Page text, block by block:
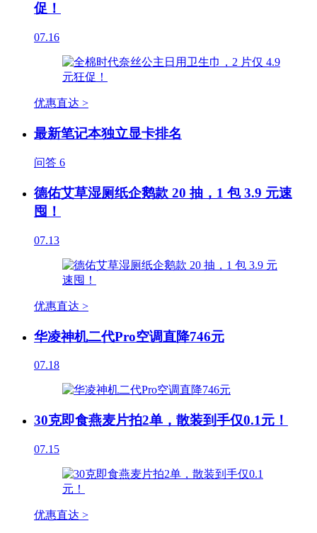
促！
07.16
优惠直达 >
最新笔记本独立显卡排名
问答 6
德佑艾草湿厕纸企鹅款 20 抽，1 包 3.9 元速
囤！
07.13
优惠直达 >
华凌神机二代Pro空调直降746元
07.18
30克即食燕麦片拍2单，散装到手仅0.1元！
07.15
优惠直达 >